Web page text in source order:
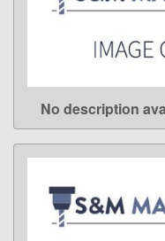
No description